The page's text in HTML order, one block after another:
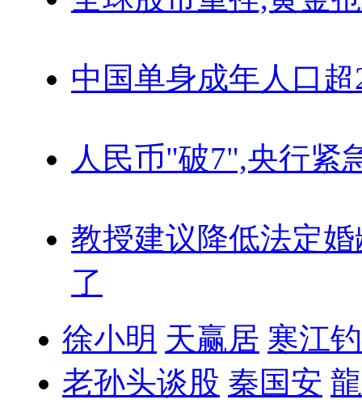
中国单身成年人口超
人民币"破7",央行紧
教授建议降低法定婚
了
徐小明 天赢居 寒江
老孙头谈股 秦国安